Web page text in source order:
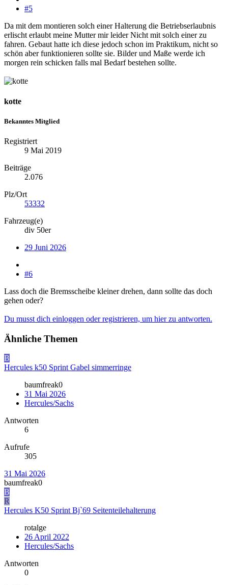
#5
Da mit dem montieren solch einer Halterung die Betriebserlaubnis
erlischt erlaubt meine Mutter mir leider Nicht mit solch einer zu
fahren. Gebaut hatte ich diese jedoch schon im Praktikum, nicht so
schön aber funktionieren sollte sie. Bilder und Maße werde ich
morgen rein schicken falls mal Bedarf bestehen sollte.
kotte
Bekanntes Mitglied
Registriert
9 Mai 2019
Beiträge
2.076
Plz/Ort
53332
Fahrzeug(e)
div 50er
29 Juni 2026
#6
Lass doch die Bremsscheibe kleiner drehen, dann sollte das doch
gehen oder?
Du musst dich einloggen oder registrieren, um hier zu antworten.
Ähnliche Themen
B
Hercules k50 Sprint Gabel simmerringe
baumfreak0
31 Mai 2026
Hercules/Sachs
Antworten
6
Aufrufe
305
31 Mai 2026
baumfreak0
B
R
Hercules K50 Sprint Bj`69 Seitenteilehalterung
rotalge
26 April 2022
Hercules/Sachs
Antworten
0